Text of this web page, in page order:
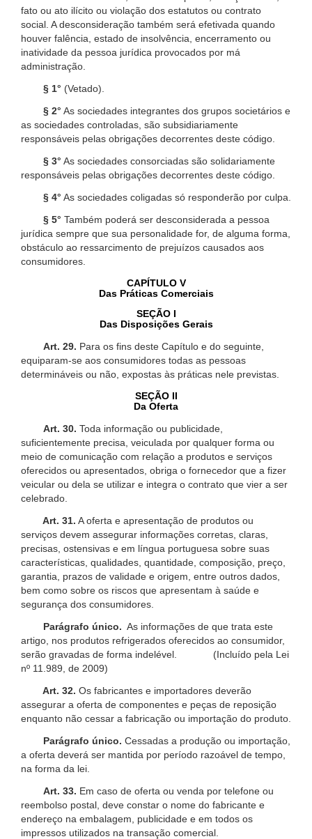
fato ou ato ilícito ou violação dos estatutos ou contrato
social. A desconsideração também será efetivada quando
houver falência, estado de insolvência, encerramento ou
inatividade da pessoa jurídica provocados por má
administração.
§ 1° (Vetado).
§ 2° As sociedades integrantes dos grupos societários e
as sociedades controladas, são subsidiariamente
responsáveis pelas obrigações decorrentes deste código.
§ 3° As sociedades consorciadas são solidariamente
responsáveis pelas obrigações decorrentes deste código.
§ 4° As sociedades coligadas só responderão por culpa.
§ 5° Também poderá ser desconsiderada a pessoa
jurídica sempre que sua personalidade for, de alguma forma,
obstáculo ao ressarcimento de prejuízos causados aos
consumidores.
CAPÍTULO V
Das Práticas Comerciais
SEÇÃO I
Das Disposições Gerais
Art. 29. Para os fins deste Capítulo e do seguinte,
equiparam-se aos consumidores todas as pessoas
determináveis ou não, expostas às práticas nele previstas.
SEÇÃO II
Da Oferta
Art. 30. Toda informação ou publicidade,
suficientemente precisa, veiculada por qualquer forma ou
meio de comunicação com relação a produtos e serviços
oferecidos ou apresentados, obriga o fornecedor que a fizer
veicular ou dela se utilizar e integra o contrato que vier a ser
celebrado.
Art. 31. A oferta e apresentação de produtos ou
serviços devem assegurar informações corretas, claras,
precisas, ostensivas e em língua portuguesa sobre suas
características, qualidades, quantidade, composição, preço,
garantia, prazos de validade e origem, entre outros dados,
bem como sobre os riscos que apresentam à saúde e
segurança dos consumidores.
Parágrafo único. As informações de que trata este
artigo, nos produtos refrigerados oferecidos ao consumidor,
serão gravadas de forma indelével. (Incluído pela Lei
nº 11.989, de 2009)
Art. 32. Os fabricantes e importadores deverão
assegurar a oferta de componentes e peças de reposição
enquanto não cessar a fabricação ou importação do produto.
Parágrafo único. Cessadas a produção ou importação,
a oferta deverá ser mantida por período razoável de tempo,
na forma da lei.
Art. 33. Em caso de oferta ou venda por telefone ou
reembolso postal, deve constar o nome do fabricante e
endereço na embalagem, publicidade e em todos os
impressos utilizados na transação comercial.